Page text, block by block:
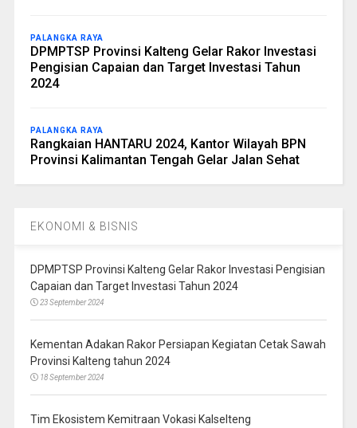
PALANGKA RAYA
DPMPTSP Provinsi Kalteng Gelar Rakor Investasi
Pengisian Capaian dan Target Investasi Tahun
2024
PALANGKA RAYA
Rangkaian HANTARU 2024, Kantor Wilayah BPN
Provinsi Kalimantan Tengah Gelar Jalan Sehat
EKONOMI & BISNIS
DPMPTSP Provinsi Kalteng Gelar Rakor Investasi Pengisian
Capaian dan Target Investasi Tahun 2024
23 September 2024
Kementan Adakan Rakor Persiapan Kegiatan Cetak Sawah
Provinsi Kalteng tahun 2024
18 September 2024
Tim Ekosistem Kemitraan Vokasi Kalselteng